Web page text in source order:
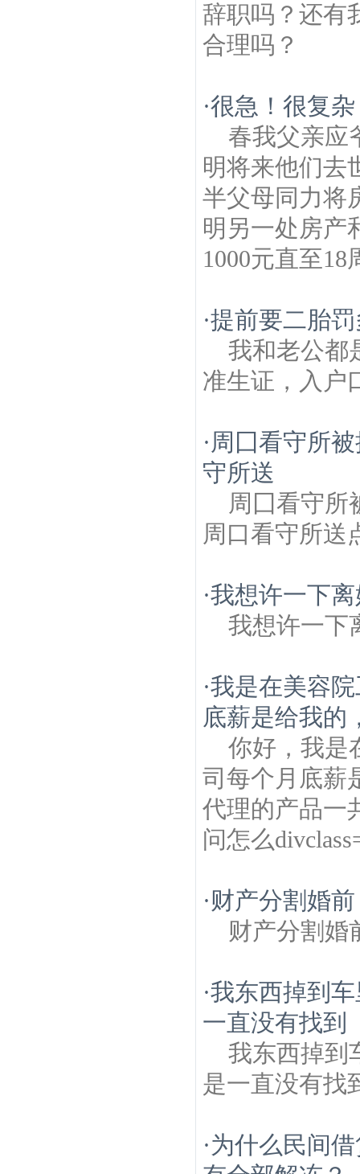
辞职吗？还有
合理吗？
·很急！很复
春我父亲应
明将来他们去
半父母同力将
明另一处房产
1000元直至
·提前要二胎
我和老公都
准生证，入户
·周囗看守所
守所送
周囗看守所
周口看守所送
·我想许一下
我想许一下
·我是在美容
底薪是给我的
你好，我是
司每个月底薪
代理的产品一
问怎么
·财产分割婚前
财产分割婚
·我东西掉到
一直没有找到
我东西掉到
是一直没有找
·为什么民间